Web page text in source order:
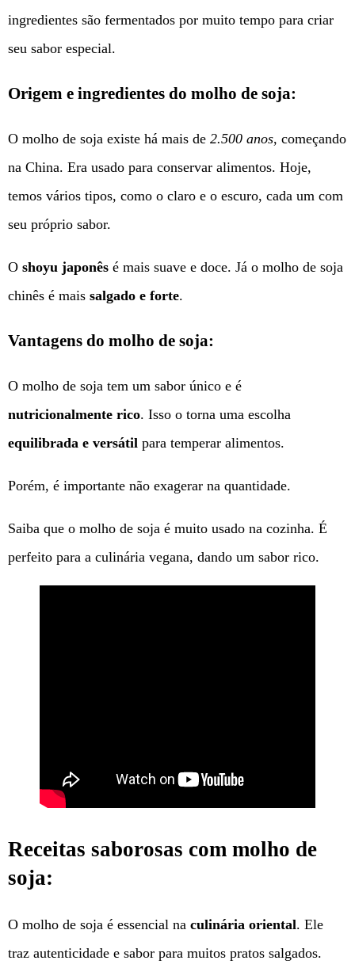
ingredientes são fermentados por muito tempo para criar
seu sabor especial.
Origem e ingredientes do molho de soja:
O molho de soja existe há mais de 2.500 anos, começando
na China. Era usado para conservar alimentos. Hoje,
temos vários tipos, como o claro e o escuro, cada um com
seu próprio sabor.
O shoyu japonês é mais suave e doce. Já o molho de soja
chinês é mais salgado e forte.
Vantagens do molho de soja:
O molho de soja tem um sabor único e é
nutricionalmente rico. Isso o torna uma escolha
equilibrada e versátil para temperar alimentos.
Porém, é importante não exagerar na quantidade.
Saiba que o molho de soja é muito usado na cozinha. É
perfeito para a culinária vegana, dando um sabor rico.
Receitas saborosas com molho de
soja:
O molho de soja é essencial na culinária oriental. Ele
traz autenticidade e sabor para muitos pratos salgados.